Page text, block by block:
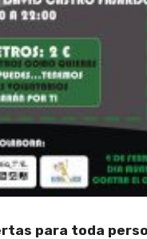
para toda